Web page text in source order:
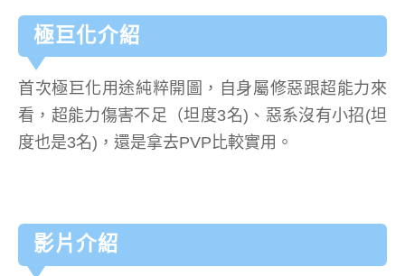
極巨化介紹
首次極巨化用途純粹開圖，自身屬修惡跟超能力來
看，超能力傷害不足（坦度3名)、惡系沒有小招(坦
度也是3名)，還是拿去PVP比較實用。
影片介紹